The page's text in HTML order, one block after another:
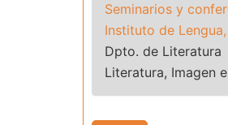
Seminarios y
Instituto de
Dpto. de Literatura
Literatura, Imagen